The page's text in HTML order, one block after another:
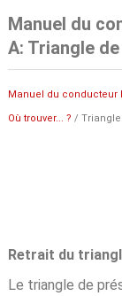
Manuel du
A: Triangle
Manuel du conducteur
Où trouver... ? /
Retrait du
Le triangle de